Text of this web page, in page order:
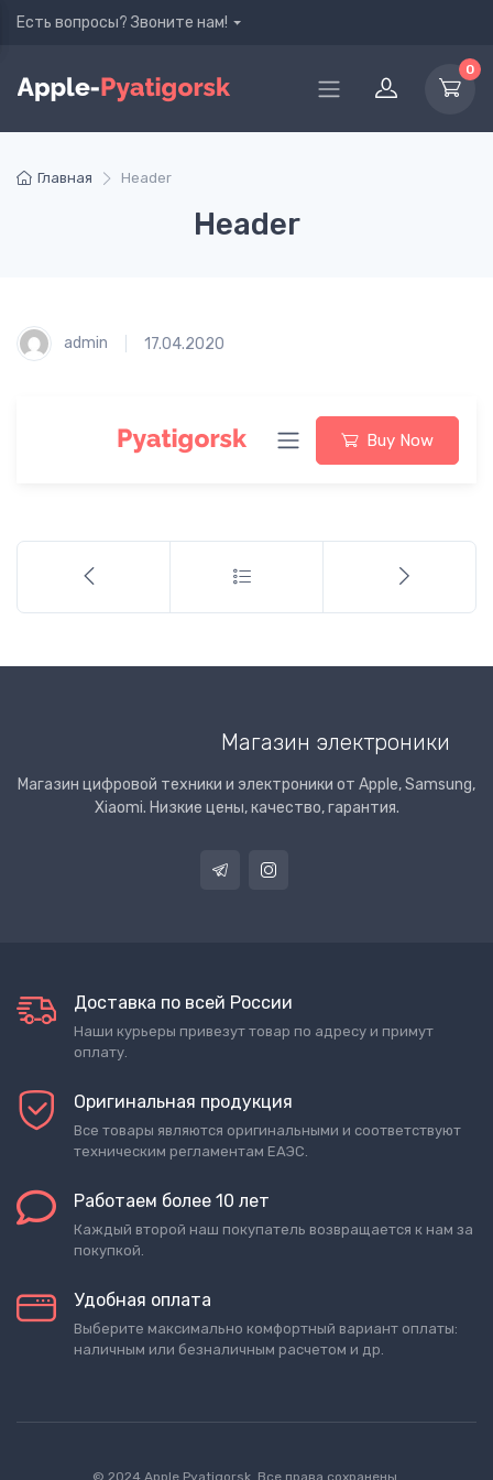
Есть вопросы? Звоните нам!
0
Главная Header
Header
admin 17.04.2020
Buy Now
Магазин электроники
Магазин цифровой техники и электроники от Apple, Samsung,
Xiaomi. Низкие цены, качество, гарантия.
Доставка по всей России
Наши курьеры привезут товар по адресу и примут
оплату.
Оригинальная продукция
Все товары являются оригинальными и соответствуют
техническим регламентам ЕАЭС.
Работаем более 10 лет
Каждый второй наш покупатель возвращается к нам за
покупкой.
Удобная оплата
Выберите максимально комфортный вариант оплаты:
наличным или безналичным расчетом и др.
© 2024 Apple Pyatigorsk. Все права сохранены.